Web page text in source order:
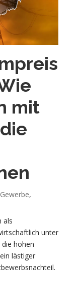
mit
Gewerbe,
als
unter
hohen
lästiger